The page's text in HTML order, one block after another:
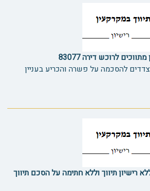
לרוכש דירה 83077
להסכמה על פשרה והכריע בעניין
רישיון תיווך וללא חתימה על הסכם תיווך